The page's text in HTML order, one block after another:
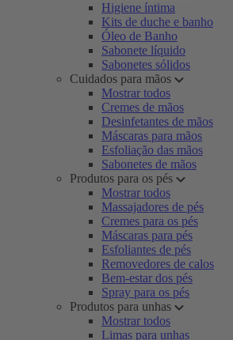
Higiene íntima
Kits de duche e banho
Óleo de Banho
Sabonete líquido
Sabonetes sólidos
Cuidados para mãos
Mostrar todos
Cremes de mãos
Desinfetantes de mãos
Máscaras para mãos
Esfoliação das mãos
Sabonetes de mãos
Produtos para os pés
Mostrar todos
Massajadores de pés
Cremes para os pés
Máscaras para pés
Esfoliantes de pés
Removedores de calos
Bem-estar dos pés
Spray para os pés
Produtos para unhas
Mostrar todos
Limas para unhas